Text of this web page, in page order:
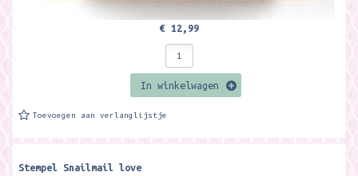
€ 12,99
In winkelwagen
Toevoegen aan verlanglijstje
Stempel Snailmail love